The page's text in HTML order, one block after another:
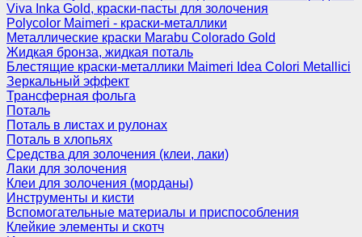
Viva Inka Gold, краски-пасты для золочения
Polycolor Maimeri - краски-металлики
Металлические краски Marabu Colorado Gold
Жидкая бронза, жидкая поталь
Блестящие краски-металлики Maimeri Idea Colori Metallici
Зеркальный эффект
Трансферная фольга
Поталь
Поталь в листах и рулонах
Поталь в хлопьях
Средства для золочения (клеи, лаки)
Лаки для золочения
Клеи для золочения (морданы)
Инструменты и кисти
Вспомогательные материалы и приспособления
Клейкие элементы и скотч